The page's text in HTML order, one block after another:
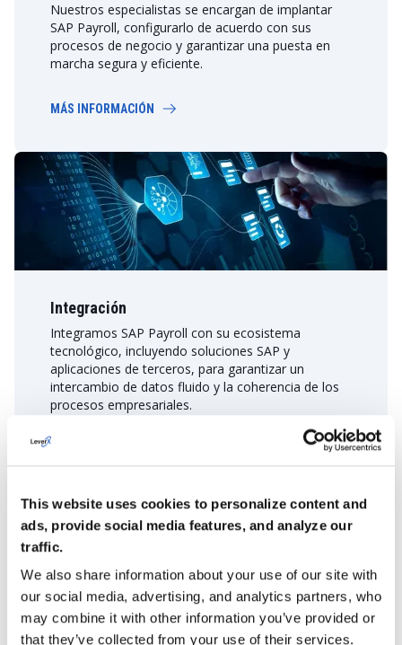
This website uses cookies to personalize content and
ads, provide social media features, and analyze our
traffic.
We also share information about your use of our site with
our social media, advertising, and analytics partners, who
may combine it with other information you’ve provided or
that they’ve collected from your use of their services.
Nuestros especialistas se encargan de implantar
SAP Payroll, configurarlo de acuerdo con sus
procesos de negocio y garantizar una puesta en
marcha segura y eficiente.
MÁS INFORMACIÓN
Integración
Integramos SAP Payroll con su ecosistema
tecnológico, incluyendo soluciones SAP y
aplicaciones de terceros, para garantizar un
intercambio de datos fluido y la coherencia de los
procesos empresariales.